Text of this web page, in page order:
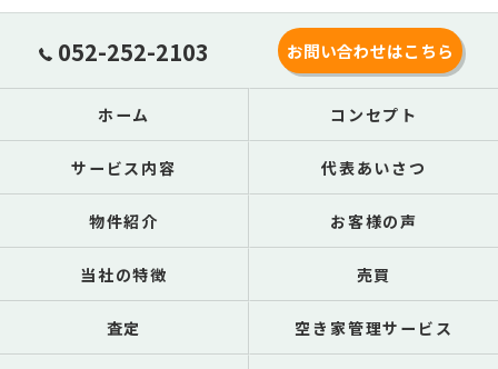
052-252-2103 お問い合わせはこちら
ホーム コンセプト
サービス内容 代表あいさつ
物件紹介 お客様の声
当社の特徴 売買
査定 空き家管理サービス